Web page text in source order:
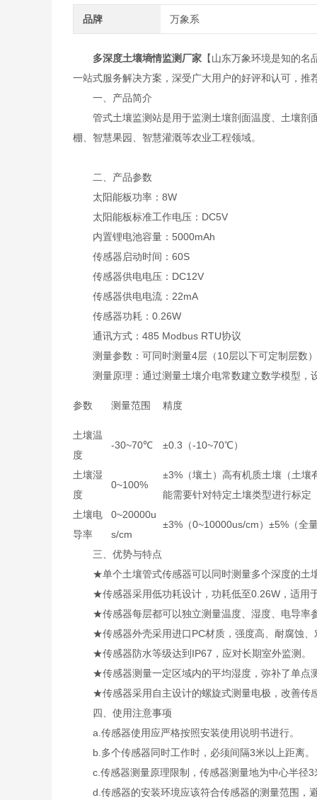
品牌 万象系
多深度土壤墒情监测厂家【山东万象环境是知的名
一站式服务解决方案，深受广大用户的好评和认可，推
一、产品简介
管式土壤监测站是用于监测土壤剖面温度、土壤剖
棚、智慧果园、智慧灌溉等农业工程领域。
二、产品参数
太阳能板功率：8W
太阳能板标准工作电压：DC5V
内置锂电池容量：5000mAh
传感器启动时间：60S
传感器供电电压：DC12V
传感器供电电流：22mA
传感器功耗：0.26W
通讯方式：485 Modbus RTU协议
测量参数：可同时测量4层（10层以下可定制层数）
测量原理：通过测量土壤介电常数建立数学模型，
参数 测量范围 精度
土壤温
度
-30~70℃ ±0.3（-10~70℃）
土壤湿
度
0~100%
±3%（壤土）高有机质土壤（土壤
能需要针对特定土壤类型进行标定
土壤电
导率
0~20000u
s/cm
±3%（0~10000us/cm）±5%（全
三、优势与特点
★单个土壤管式传感器可以同时测量多个深度的土
★传感器采用低功耗设计，功耗低至0.26W，适用
★传感器每层都可以独立测量温度、湿度、电导率
★传感器外壳采用进口PC材质，强度高、耐腐蚀、
★传感器防水等级达到IP67，应对长期室外监测。
★传感器测量一定区域内的平均湿度，弥补了单点
★传感器采用自主设计的螺旋式测量电极，改善传
四、使用注意事项
a.传感器使用应严格按照安装使用说明书进行。
b.多个传感器同时工作时，必须间隔3米以上距离。
c.传感器测量原理限制，传感器测量地为中心半径3
d.传感器的安装环境应该符合传感器的测量范围，